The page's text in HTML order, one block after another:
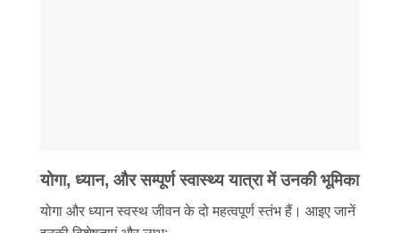
योगा, ध्यान, और सम्पूर्ण स्वास्थ्य यात्रा में उनकी भूमिका
योगा और ध्यान स्वस्थ जीवन के दो महत्वपूर्ण स्तंभ हैं। आइए जानें